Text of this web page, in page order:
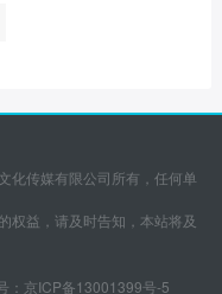
化传媒有限公司所有，任何单
权益，请及时告知，本站将及
： 京ICP备13001399号-5